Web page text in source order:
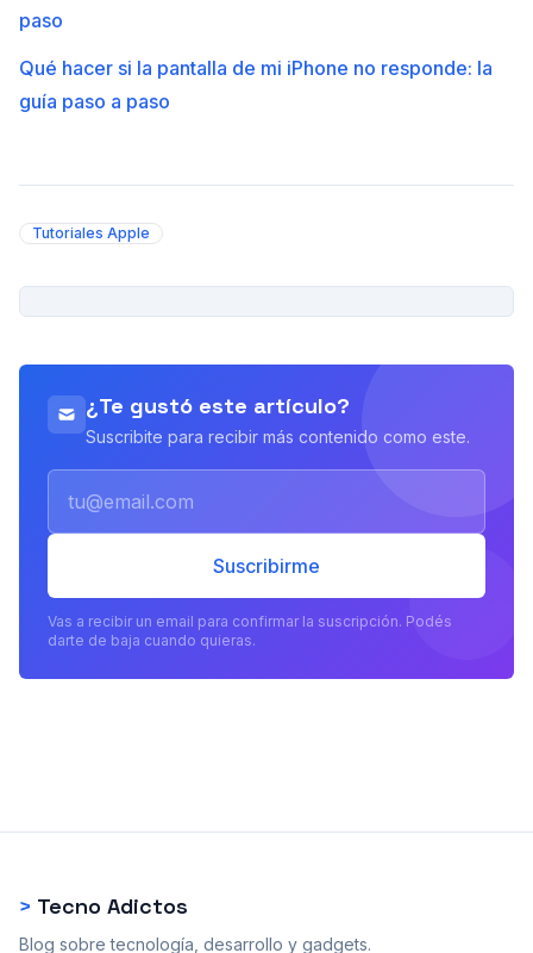
paso
Qué hacer si la pantalla de mi iPhone no responde: la
guía paso a paso
Tutoriales Apple
¿Te gustó este artículo?
Suscribite para recibir más contenido como este.
Suscribirme
Vas a recibir un email para confirmar la suscripción. Podés
darte de baja cuando quieras.
> Tecno Adictos
Blog sobre tecnología, desarrollo y gadgets.